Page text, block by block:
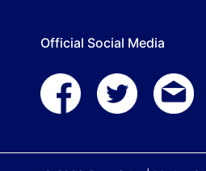
Official Social Media